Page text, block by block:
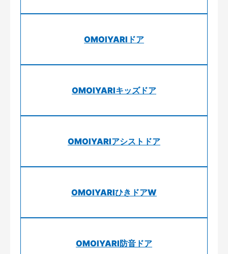
OMOIYARIドア
OMOIYARIキッズドア
OMOIYARIアシストドア
OMOIYARIひきドアW
OMOIYARI防音ドア